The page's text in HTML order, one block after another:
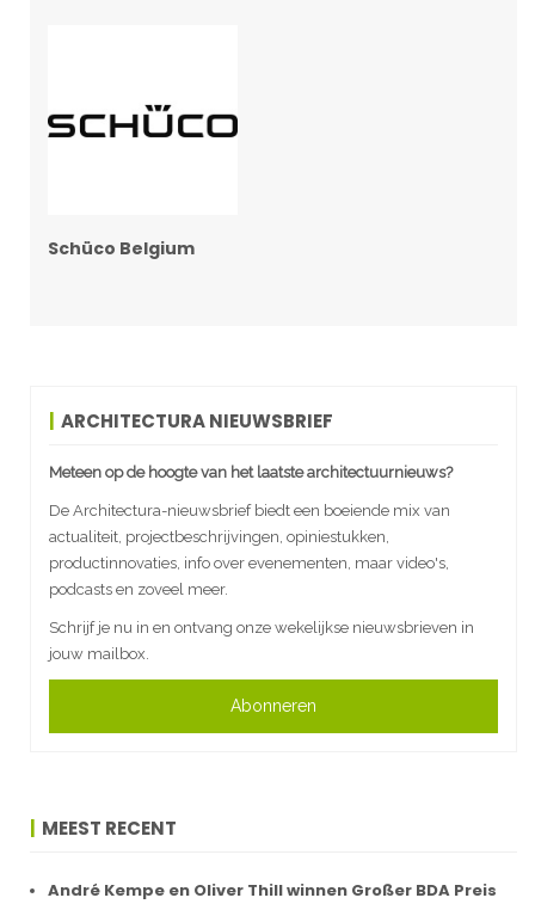
Schüco Belgium
ARCHITECTURA NIEUWSBRIEF
Meteen op de hoogte van het laatste architectuurnieuws?
De Architectura-nieuwsbrief biedt een boeiende mix van
actualiteit, projectbeschrijvingen, opiniestukken,
productinnovaties, info over evenementen, maar video's,
podcasts en zoveel meer.
Schrijf je nu in en ontvang onze wekelijkse nieuwsbrieven in
jouw mailbox.
Abonneren
MEEST RECENT
André Kempe en Oliver Thill winnen Großer BDA Preis